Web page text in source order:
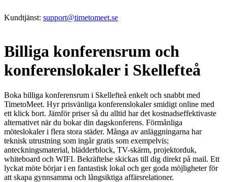
Kundtjänst: support@timetomeet.se
Billiga konferensrum och
konferenslokaler i Skellefteå
Boka billiga konferensrum i Skellefteå enkelt och snabbt med
TimetoMeet. Hyr prisvänliga konferenslokaler smidigt online med
ett klick bort. Jämför priser så du alltid har det kostnadseffektivaste
alternativet när du bokar din dagskonferens. Förmånliga
möteslokaler i flera stora städer. Många av anläggningarna har
teknisk utrustning som ingår gratis som exempelvis;
anteckningsmaterial, blädderblock, TV-skärm, projektorduk,
whiteboard och WIFI. Bekräftelse skickas till dig direkt på mail. Ett
lyckat möte börjar i en fantastisk lokal och ger goda möjligheter för
att skapa gynnsamma och långsiktiga affärsrelationer.